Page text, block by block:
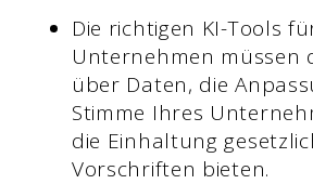
Die richtigen KI-Tools
Unternehmen müssen
über Daten, die
Stimme Ihres
die Einhaltung
Vorschriften bieten.